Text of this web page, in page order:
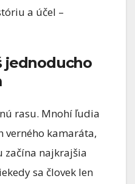
a účel –
jednoducho
rasu. Mnohí ľudia
verného kamaráta,
začína najkrajšia
sa človek len